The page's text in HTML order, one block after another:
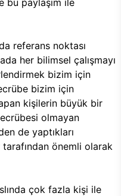
referans noktası
her bilimsel çalışmayı
bizim için
bizim için
kişilerin büyük bir
olmayan
de yaptıkları
tarafından önemli olarak
çok fazla kişi ile